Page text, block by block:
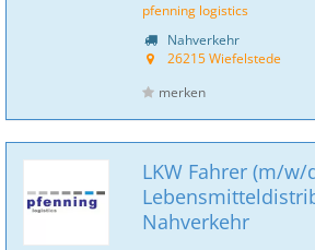
pfenning logistics
Nahverkehr
26215 Wiefelstede
merken
LKW Fahrer (m/w/
Nahverkehr